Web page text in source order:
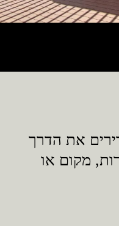
את הדרך
מקום או